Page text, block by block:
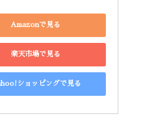
Amazonで見る
楽天市場で見る
ショッピングで見る